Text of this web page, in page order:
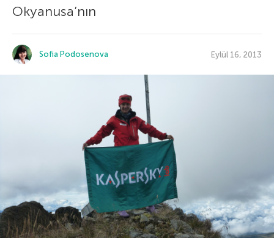
Okyanusa’nın
Sofia Podosenova Eylül 16, 2013